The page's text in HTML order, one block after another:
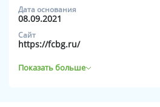
Дата основания
08.09.2021
Сайт
https://fcbg.ru/